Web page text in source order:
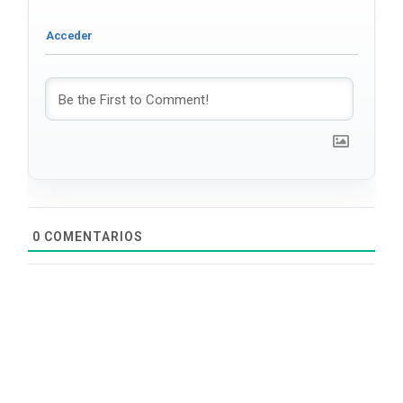
0 COMENTARIOS